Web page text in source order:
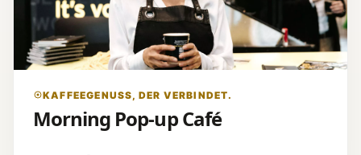
KAFFEEGENUSS, DER VERBINDET.
Morning Pop-up Café